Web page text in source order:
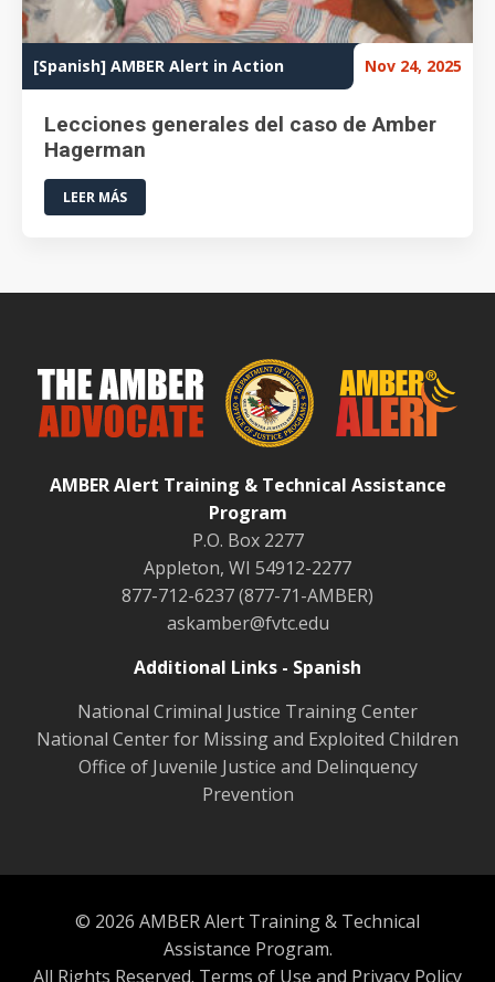
[Spanish] AMBER Alert in Action Nov 24, 2025
Lecciones generales del caso de Amber
Hagerman
LEER MÁS
AMBER Alert Training & Technical Assistance
Program
P.O. Box 2277
Appleton, WI 54912-2277
877-712-6237 (877-71-AMBER)
askamber@fvtc.edu
Additional Links - Spanish
National Criminal Justice Training Center
National Center for Missing and Exploited Children
Office of Juvenile Justice and Delinquency
Prevention
© 2026 AMBER Alert Training & Technical
Assistance Program.
All Rights Reserved. Terms of Use and Privacy Policy